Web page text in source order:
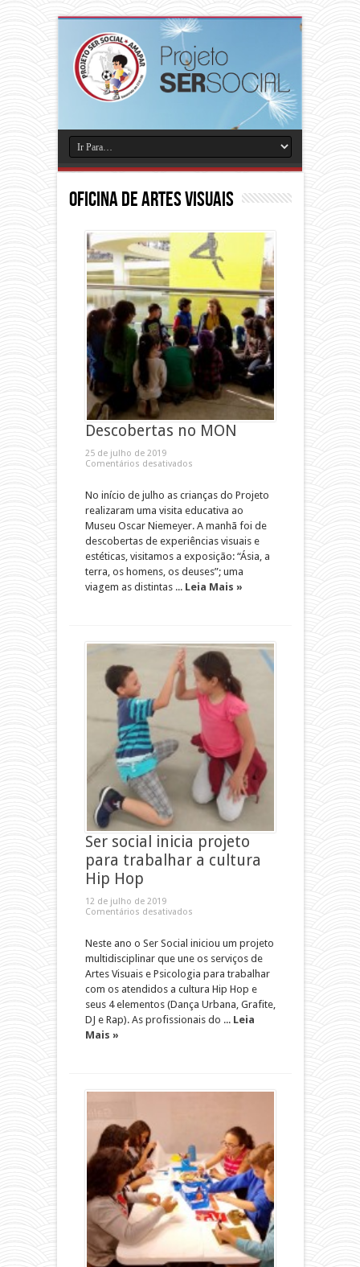
Oficina de Artes Visuais
Descobertas no MON
25 de julho de 2019
Comentários desativados
No início de julho as crianças do Projeto
realizaram uma visita educativa ao
Museu Oscar Niemeyer. A manhã foi de
descobertas de experiências visuais e
estéticas, visitamos a exposição: “Ásia, a
terra, os homens, os deuses”; uma
viagem as distintas ... Leia Mais »
Ser social inicia projeto
para trabalhar a cultura
Hip Hop
12 de julho de 2019
Comentários desativados
Neste ano o Ser Social iniciou um projeto
multidisciplinar que une os serviços de
Artes Visuais e Psicologia para trabalhar
com os atendidos a cultura Hip Hop e
seus 4 elementos (Dança Urbana, Grafite,
DJ e Rap). As profissionais do ... Leia
Mais »